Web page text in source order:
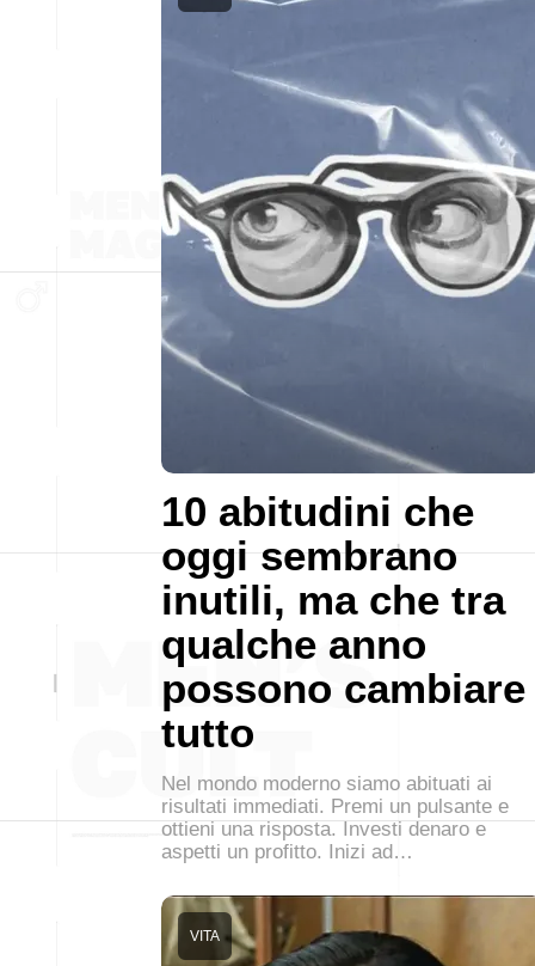
10 abitudini che
oggi sembrano
inutili, ma che tra
qualche anno
possono cambiare
tutto
Nel mondo moderno siamo abituati ai
risultati immediati. Premi un pulsante e
ottieni una risposta. Investi denaro e
aspetti un profitto. Inizi ad…
VITA